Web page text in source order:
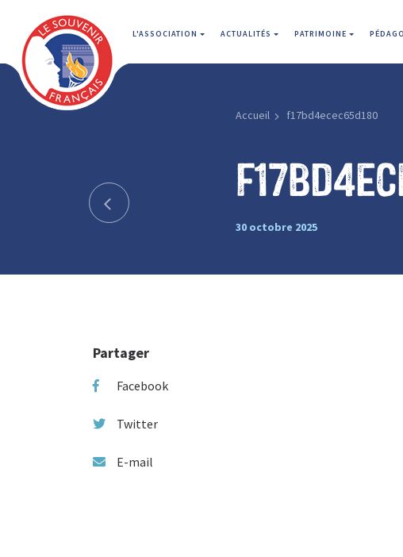
L'ASSOCIATION ACTUALITÉS PATRIMOINE
Accueil f17bd4ecec65d180
30 octobre 2025
Partager
Facebook
Twitter
E-mail